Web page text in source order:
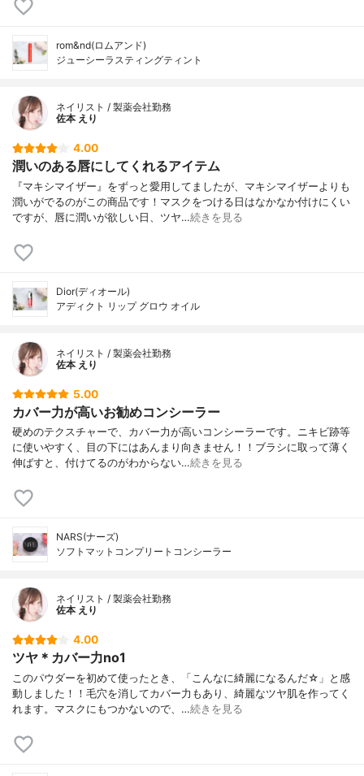
rom&nd(ロムアンド)
ジューシーラスティングティント
ネイリスト / 製薬会社勤務
佐本 えり
4.00
潤いのある唇にしてくれるアイテム
『マキシマイザー』をずっと愛用してましたが、マキシマイザーよりも
潤いがでるのがこの商品です！マスクをつける日はなかなか付けにくい
ですが、唇に潤いが欲しい日、ツヤ…続きを見る
Dior(ディオール)
アディクト リップ グロウ オイル
ネイリスト / 製薬会社勤務
佐本 えり
5.00
カバー力が高いお勧めコンシーラー
硬めのテクスチャーで、カバー力が高いコンシーラーです。ニキビ跡等
に使いやすく、目の下にはあんまり向きません！！ブラシに取って薄く
伸ばすと、付けてるのがわからない…続きを見る
NARS(ナーズ)
ソフトマットコンプリートコンシーラー
ネイリスト / 製薬会社勤務
佐本 えり
4.00
ツヤ＊カバー力no1
このパウダーを初めて使ったとき、「こんなに綺麗になるんだ☆」と感
動しました！！毛穴を消してカバー力もあり、綺麗なツヤ肌を作ってく
れます。マスクにもつかないので、…続きを見る